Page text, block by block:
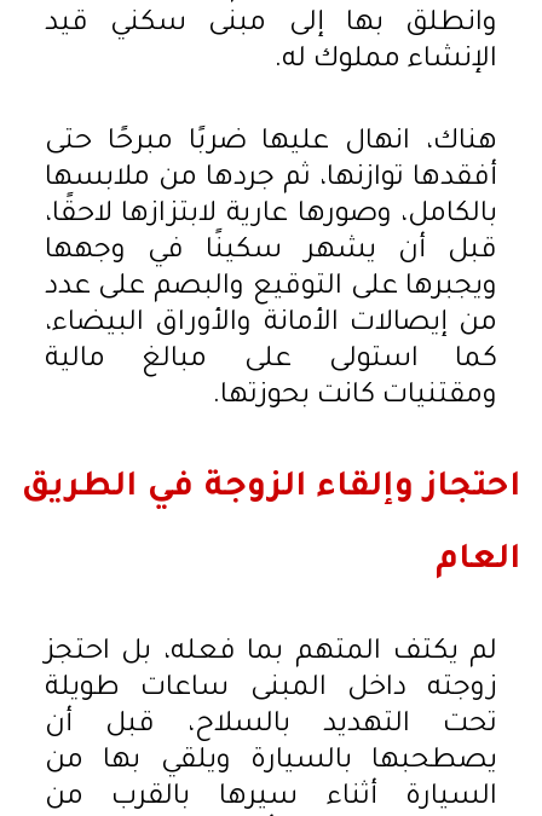
وانطلق بها إلى مبنى سكني قيد
الإنشاء مملوك له.
هناك، انهال عليها ضربًا مبرحًا حتى
أفقدها توازنها، ثم جردها من ملابسها
بالكامل، وصورها عارية لابتزازها لاحقًا،
قبل أن يشهر سكينًا في وجهها
ويجبرها على التوقيع والبصم على عدد
من إيصالات الأمانة والأوراق البيضاء،
كما استولى على مبالغ مالية
ومقتنيات كانت بحوزتها.
احتجاز وإلقاء الزوجة في الطريق
العام
لم يكتف المتهم بما فعله، بل احتجز
زوجته داخل المبنى ساعات طويلة
تحت التهديد بالسلاح، قبل أن
يصطحبها بالسيارة ويلقي بها من
السيارة أثناء سيرها بالقرب من